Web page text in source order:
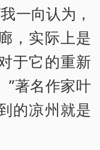
一向认为，
，实际上是
于它的重新
”著名作家叶
的凉州就是